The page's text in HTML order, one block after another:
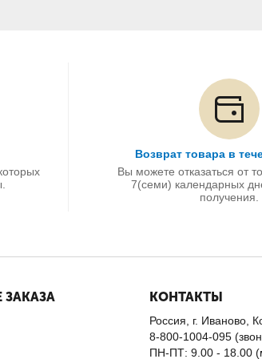
Возврат товара в
Вы можете отказаться от
7(семи) календарных
получения.
КОНТАКТЫ
Россия, г. Иваново,
8-800-1004-095
ПН-ПТ: 9.00 - 18.00